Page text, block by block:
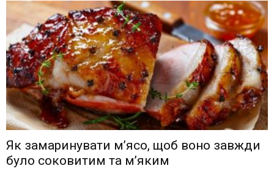
Як замаринувати м’ясо, щоб воно завжди
було соковитим та м’яким